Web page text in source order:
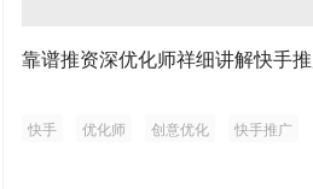
靠谱推资深优化师祥细讲解快手
快手 优化师 创意优化 快手推广